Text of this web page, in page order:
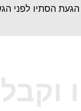
הסתיו לפני